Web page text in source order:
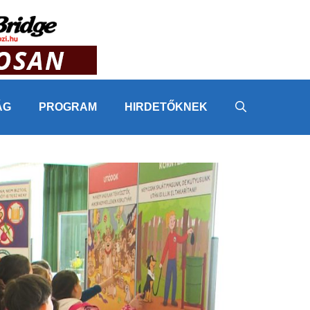
PROGRAM HIRDETŐKNEK